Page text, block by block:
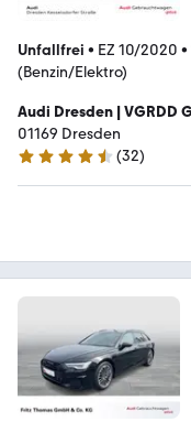
Unfallfrei • EZ 10/2020 •
(Benzin/Elektro)
Audi Dresden | VGRDD
01169 Dresden
4.6 Sterne
(32)